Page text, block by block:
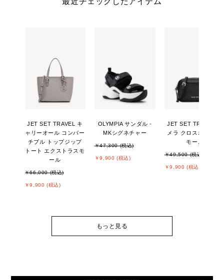
JET SET TRAVEL キ
ャリーオール コンバー
チブル トップジップ
トート エクストラスモ
ール
￥66,000 (税込)
￥9,900 (税込)
OLYMPIA サンダル -
MKシグネチャー
￥47,300 (税込)
￥9,900 (税込)
JET SET TRAVEL カ
メラ クロスボディ ス
モール
￥49,500 (税込)
￥9,900 (税込)
もっと見る